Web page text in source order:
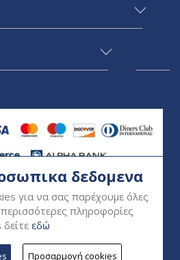
δεδομενα
για να σας παρέχουμε όλες
περισσότερες πληροφορίες
εδώ
Προσαρμογή cookies